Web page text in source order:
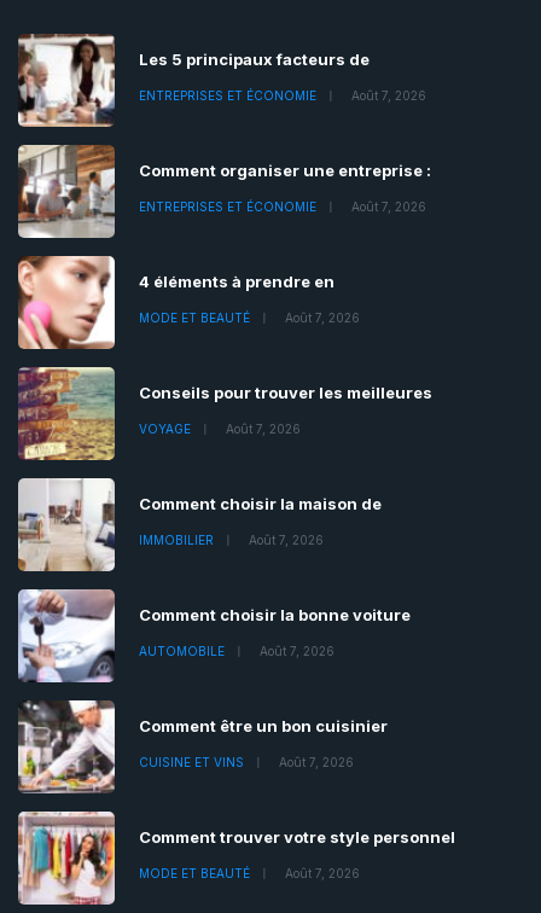
Les 5 principaux facteurs de
ENTREPRISES ET ÉCONOMIE Août 7, 2026
Comment organiser une entreprise :
ENTREPRISES ET ÉCONOMIE Août 7, 2026
4 éléments à prendre en
MODE ET BEAUTÉ Août 7, 2026
Conseils pour trouver les meilleures
VOYAGE Août 7, 2026
Comment choisir la maison de
IMMOBILIER Août 7, 2026
Comment choisir la bonne voiture
AUTOMOBILE Août 7, 2026
Comment être un bon cuisinier
CUISINE ET VINS Août 7, 2026
Comment trouver votre style personnel
MODE ET BEAUTÉ Août 7, 2026